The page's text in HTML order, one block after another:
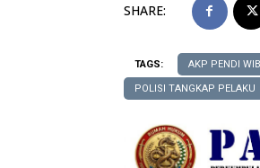
SHARE:
TAGS: AKP PENDI
POLISI TANGKAP PELAKU